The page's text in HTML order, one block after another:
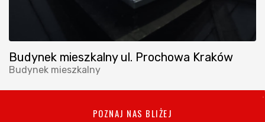
Budynek mieszkalny ul. Prochowa Kraków
Budynek mieszkalny
POZNAJ NAS BLIŻEJ